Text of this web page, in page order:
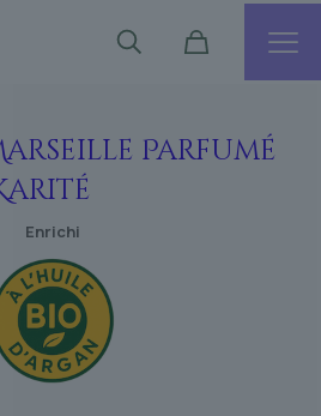
Parfumé
Enrichi